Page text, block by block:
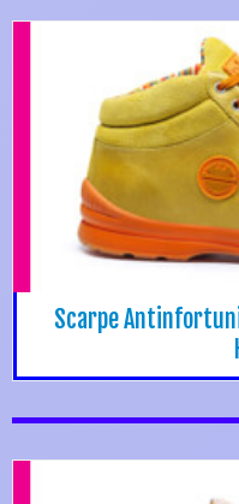
Scarpe